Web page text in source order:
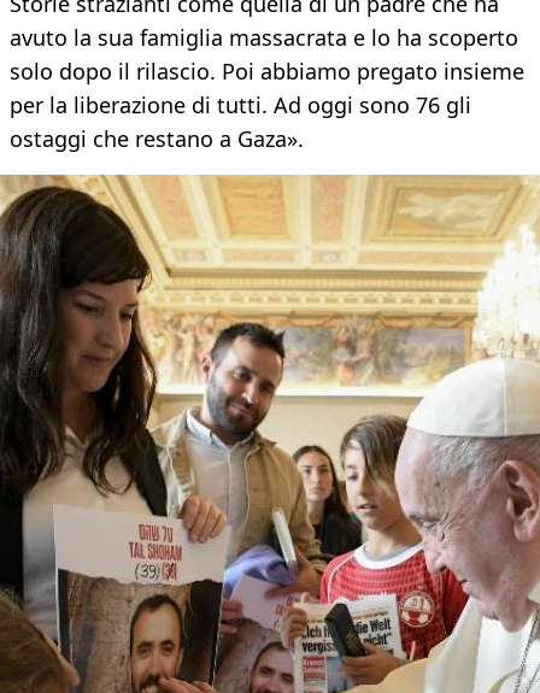
avuto la sua famiglia massacrata e lo ha scoperto
solo dopo il rilascio. Poi abbiamo pregato insieme
per la liberazione di tutti. Ad oggi sono 76 gli
ostaggi che restano a Gaza».